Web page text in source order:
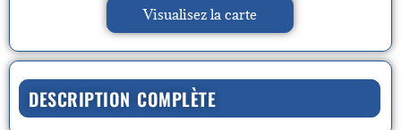
Visualisez la carte
DESCRIPTION COMPLÈTE